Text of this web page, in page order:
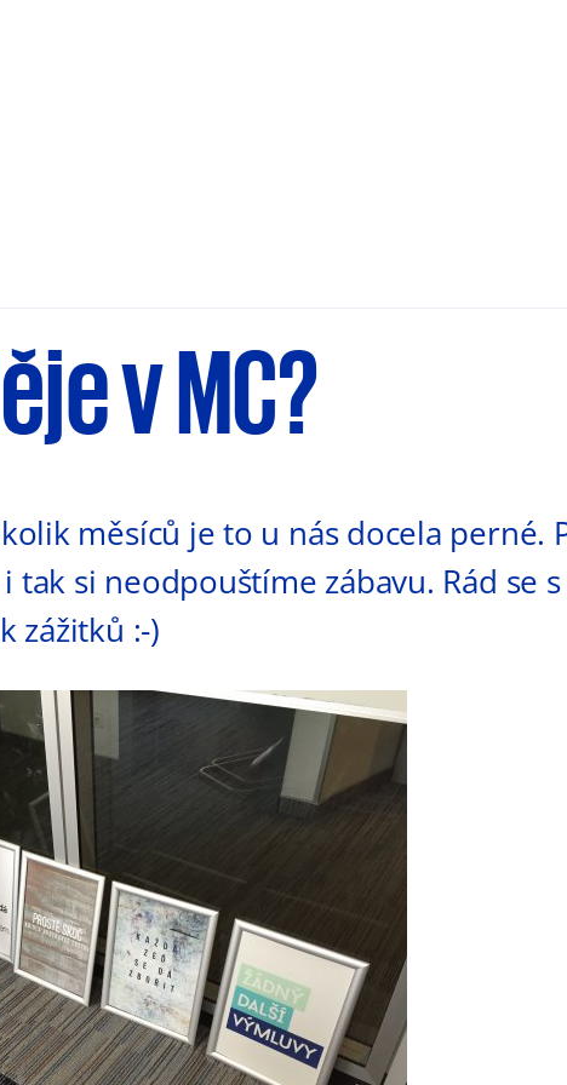
v MC?
měsíců je to u nás docela perné.
tak si neodpouštíme zábavu. Rád se
zážitků :-)